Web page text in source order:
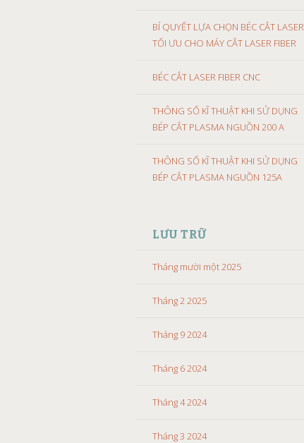
BÍ QUYẾT LỰA CHỌN BÉC CẮT LASER
TỐI ƯU CHO MÁY CẮT LASER FIBER
BÉC CẮT LASER FIBER CNC
THÔNG SỐ KĨ THUẬT KHI SỬ DỤNG
BÉP CẮT PLASMA NGUỒN 200 A
THÔNG SỐ KĨ THUẬT KHI SỬ DỤNG
BÉP CẮT PLASMA NGUỒN 125A
LƯU TRỮ
Tháng mười một 2025
Tháng 2 2025
Tháng 9 2024
Tháng 6 2024
Tháng 4 2024
Tháng 3 2024